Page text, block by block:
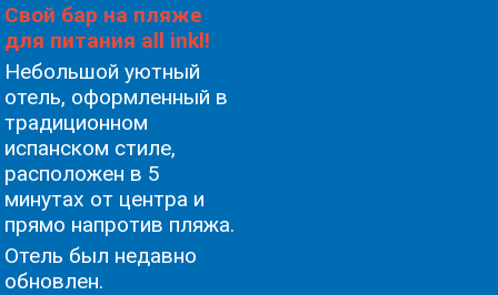
Свой бар на пляже
для питания all inkl!
Небольшой уютный
отель, оформленный в
традиционном
испанском стиле,
расположен в 5
минутах от центра и
прямо напротив пляжа.
Oтель был недавно
обновлен.